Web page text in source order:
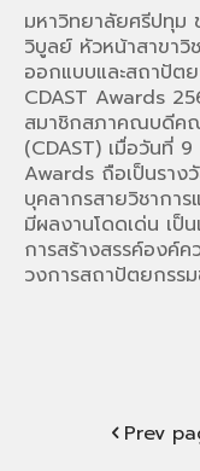
มหาวิทยาลัยศรีปทุ
วิบูลย์ หัวหน้าสาขาวิ
ออกแบบและสถาปัต
CDAST Awards
สมาชิกสภาคณบดีคณ
(CDAST) เมื่อวันที่
Awards ถือเป็นราง
บุคลากรสายวิชากา
มีผลงานโดดเด่น เ
การสร้างสรรค์องค์
วงการสถาปัตยกรรม
Prev